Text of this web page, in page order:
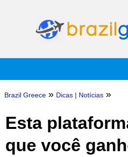
Brazil Greece » Dicas| Notícias »
Esta
que você